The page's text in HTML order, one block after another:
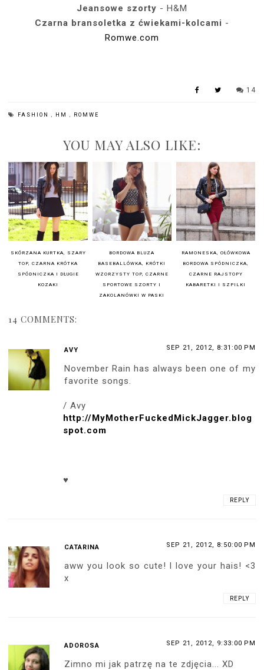
Jeansowe szorty - H&M
Czarna bransoletka z ćwiekami-kolcami -
Romwe.com
14
FASHION, HM, ROMWE
YOU MAY ALSO LIKE:
SKÓRZANA KURTKA, SZARY
TOP, CZARNA KRÓTKA
SPÓDNICZKA I DŁUGIE
KOZAKI
BORDOWA BLUZA
BASEBALLÓWKA, KRÓTKI
WZORZYSTY TOP, CZARNE
SPORTOWE SZORTY I
ZAKOLANÓWKI W PASKI
RAMONESKA, OŁÓWKOWA
BORDOWA SPÓDNICZKA,
CZARNE RAJSTOPY
KABARETKI I SZPILKI
14 COMMENTS:
AVY SEP 21, 2012, 8:31:00 PM
November Rain has always been one of my
favorite songs.
/ Avy
http://MyMotherFuckedMickJagger.blog
spot.com
♥
REPLY
CATARINA SEP 21, 2012, 8:50:00 PM
aww you look so cute! I love your hais! <3
x
REPLY
ADOROSA SEP 21, 2012, 9:33:00 PM
Zimno mi jak patrzę na te zdjęcia... XD